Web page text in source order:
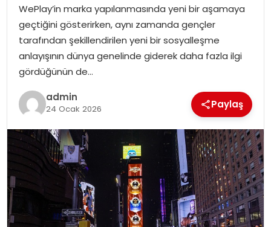
MAGAZIN
DÜNYA
OTOMOBIL
WePlay’in marka yapılanmasında yeni bir aşamaya
geçtiğini gösterirken, aynı zamanda gençler
tarafından şekillendirilen yeni bir sosyalleşme
anlayışının dünya genelinde giderek daha fazla ilgi
gördüğünün de…
admin
24 Ocak 2026 Paylaş